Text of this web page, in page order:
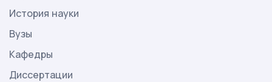
История науки
Вузы
Кафедры
Диссертации